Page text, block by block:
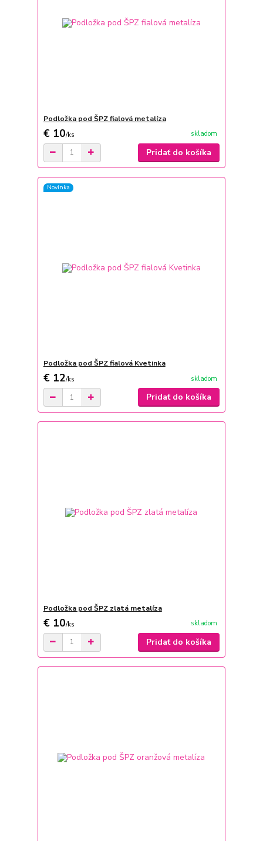
Podložka pod ŠPZ fialová metalíza
€ 10/ks skladom
Pridať do košíka
Novinka
Podložka pod ŠPZ fialová Kvetinka
€ 12/ks skladom
Pridať do košíka
Podložka pod ŠPZ zlatá metalíza
€ 10/ks skladom
Pridať do košíka